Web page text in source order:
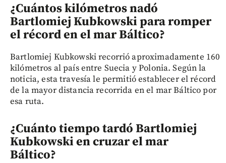
¿Cuántos kilómetros nadó
Bartlomiej Kubkowski para romper
el récord en el mar Báltico?
Bartlomiej Kubkowski recorrió aproximadamente 160
kilómetros al país entre Suecia y Polonia. Según la
noticia, esta travesía le permitió establecer el récord
de la mayor distancia recorrida en el mar Báltico por
esa ruta.
¿Cuánto tiempo tardó Bartlomiej
Kubkowski en cruzar el mar
Báltico?